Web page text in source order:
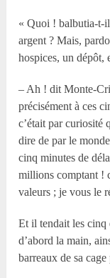
« Quoi ! balbutia-t-
argent ? Mais,
hospices, un dépôt,
– Ah ! dit Monte-
précisément à ces
c’était par curiosité
dire de par le
cinq minutes de
millions comptant !
valeurs ; je vous le
Et il tendait les cinq
d’abord la main,
barreaux de sa